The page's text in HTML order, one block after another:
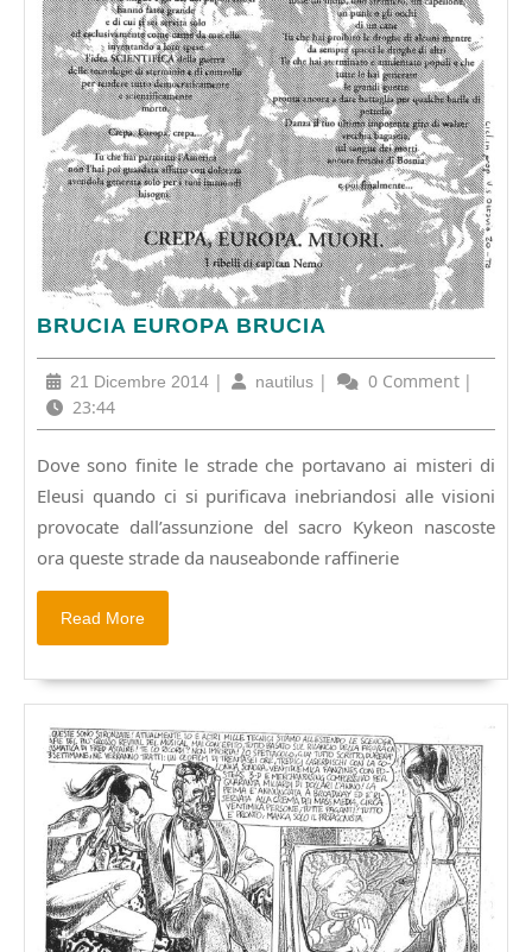
BRUCIA EUROPA BRUCIA
BRUCIA
BRUCIA
21 Dicembre 2014 21
2014
| nautilus nautilus
| 0 Comment |
23:44
Dove sono finite le strade che portavano ai misteri di
Eleusi quando ci si purificava inebriandosi alle visioni
provocate dall’assunzione del sacro Kykeon nascoste
ora queste strade da nauseabonde raffinerie
Read More